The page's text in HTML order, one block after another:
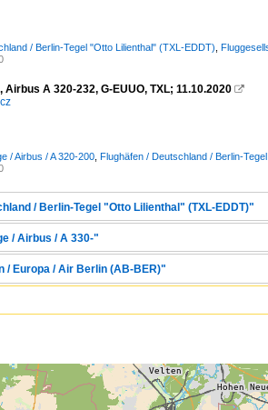
/ Berlin-Tegel "Otto Lilienthal" (TXL-EDDT)
A 320-232, G-EUUO, TXL; 11.10.2020 
/ Airbus / A 320-200 Flughäfen / Deutschland / Berlin-
/ Berlin-Tegel "Otto Lilienthal" (TXL-EDDT)"
/ Airbus / A 330-"
/ Europa / Air Berlin (AB-BER)"